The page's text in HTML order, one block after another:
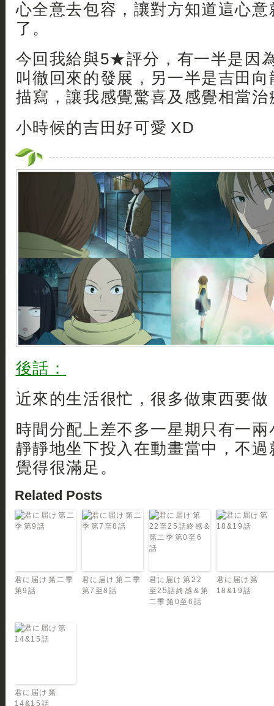
心全意去包容，讓對方知道這心
了。
今回我給與5★評分，有一半是因
叫徹回來的發展，另一半是吉田
描寫，讓我感覺驚喜及感覺相當治
小時候的吉田好可愛 XD
後話：
近來的生活很忙，很多做東西要
時間分配上差不多一星期只有一
靜靜地坐下投入在動畫當中，不
覺得很滿足。
Related Posts
君に届け 第二季
第9話
君に届け 第二季
第7至8話
君に届け 第22
至25話終感 & 第
二季 第0至6話
君に届け 第
18&19話
君に届け 第
14&15話